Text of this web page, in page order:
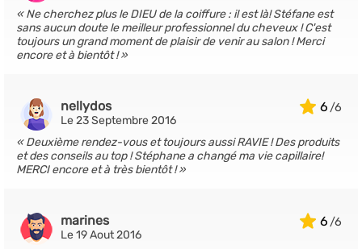
Ne cherchez plus le DIEU de la coiffure : il est là! Stéfane est
sans aucun doute le meilleur professionnel du cheveux ! C'est
toujours un grand moment de plaisir de venir au salon ! Merci
encore et à bientôt !
6
nellydos
Le 23 Septembre 2016
Deuxième rendez-vous et toujours aussi RAVIE ! Des produits
et des conseils au top ! Stéphane a changé ma vie capillaire!
MERCI encore et à très bientôt !
6
marines
Le 19 Aout 2016